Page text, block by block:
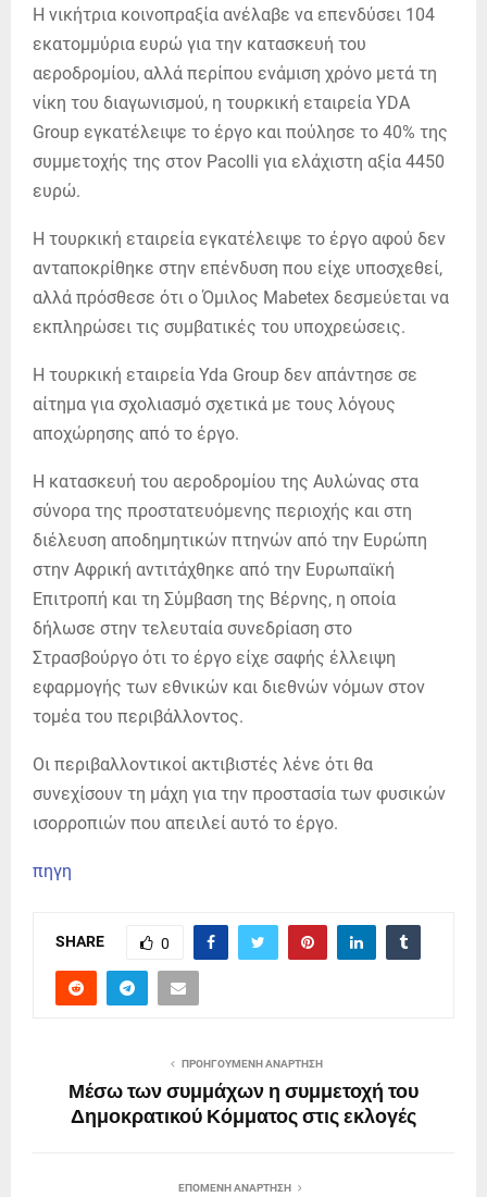
Η νικήτρια κοινοπραξία ανέλαβε να επενδύσει 104
εκατομμύρια ευρώ για την κατασκευή του
αεροδρομίου, αλλά περίπου ενάμιση χρόνο μετά τη
νίκη του διαγωνισμού, η τουρκική εταιρεία YDA
Group εγκατέλειψε το έργο και πούλησε το 40% της
συμμετοχής της στον Pacolli για ελάχιστη αξία 4450
ευρώ.
Η τουρκική εταιρεία εγκατέλειψε το έργο αφού δεν
ανταποκρίθηκε στην επένδυση που είχε υποσχεθεί,
αλλά πρόσθεσε ότι ο Όμιλος Mabetex δεσμεύεται να
εκπληρώσει τις συμβατικές του υποχρεώσεις.
Η τουρκική εταιρεία Yda Group δεν απάντησε σε
αίτημα για σχολιασμό σχετικά με τους λόγους
αποχώρησης από το έργο.
Η κατασκευή του αεροδρομίου της Αυλώνας στα
σύνορα της προστατευόμενης περιοχής και στη
διέλευση αποδημητικών πτηνών από την Ευρώπη
στην Αφρική αντιτάχθηκε από την Ευρωπαϊκή
Επιτροπή και τη Σύμβαση της Βέρνης, η οποία
δήλωσε στην τελευταία συνεδρίαση στο
Στρασβούργο ότι το έργο είχε σαφής έλλειψη
εφαρμογής των εθνικών και διεθνών νόμων στον
τομέα του περιβάλλοντος.
Οι περιβαλλοντικοί ακτιβιστές λένε ότι θα
συνεχίσουν τη μάχη για την προστασία των φυσικών
ισορροπιών που απειλεί αυτό το έργο.
πηγη
SHARE 0
ΠΡΟΗΓΟΎΜΕΝΗ ΑΝΆΡΤΗΣΗ
Μέσω των συμμάχων η συμμετοχή του
Δημοκρατικού Κόμματος στις εκλογές
ΕΠΌΜΕΝΗ ΑΝΆΡΤΗΣΗ